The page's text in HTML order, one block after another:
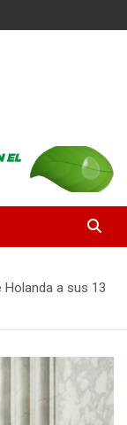
al desarrollo
Holanda a sus 13